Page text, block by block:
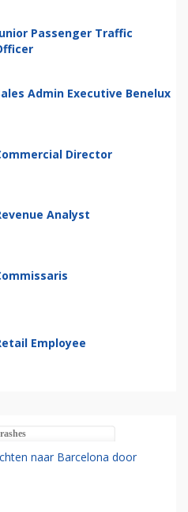
Passenger Traffic
Admin Executive Benelux
Director
Analyst
Employee
naar Barcelona door